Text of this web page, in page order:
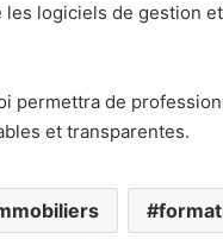
les logiciels de gestion
permettra de
et transparentes.